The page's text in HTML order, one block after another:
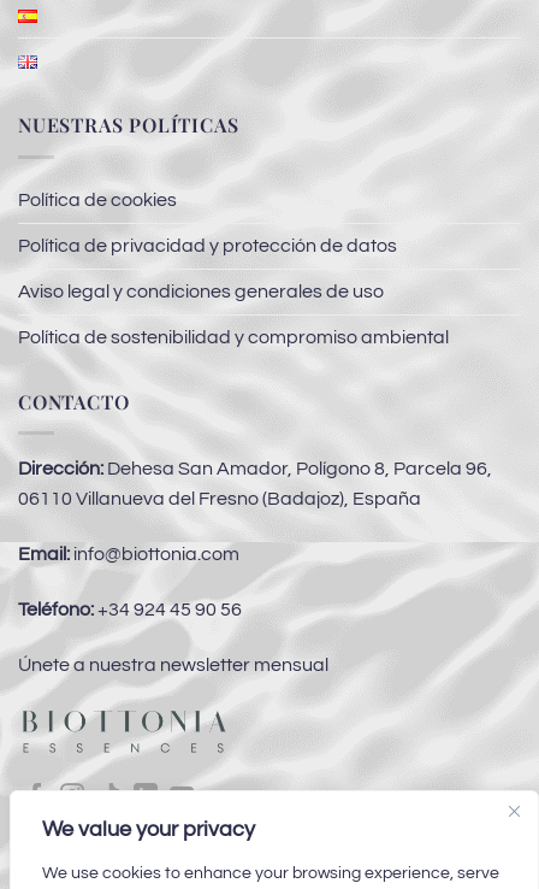
We value your privacy
We use cookies to enhance your browsing experience, serve
NUESTRAS POLÍTICAS
Política de cookies
Política de privacidad y protección de datos
Aviso legal y condiciones generales de uso
Política de sostenibilidad y compromiso ambiental
CONTACTO
Dirección: Dehesa San Amador, Polígono 8, Parcela 96,
06110 Villanueva del Fresno (Badajoz), España
Email: info@biottonia.com
Teléfono:+34 924 45 90 56
Únete a nuestra newsletter mensual